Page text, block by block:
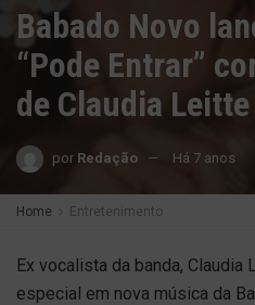
Babado Novo
“Pode Entrar”
de Claudia Leitte
por Redação Há 7 anos
Home Entretenimento
Ex vocalista da banda,
especial em nova música da